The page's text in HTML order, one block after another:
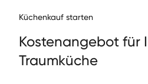
Küchenkauf starten
Kos­te­nange­bot für
Traumküche